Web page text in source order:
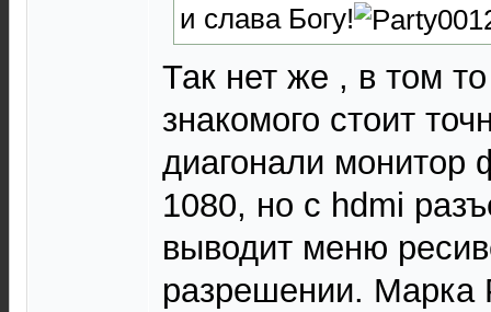
и слава Богу!
Так нет же , в том
знакомого стоит
диагонали
1080, но с hdmi
выводит меню
разрешении. Марка